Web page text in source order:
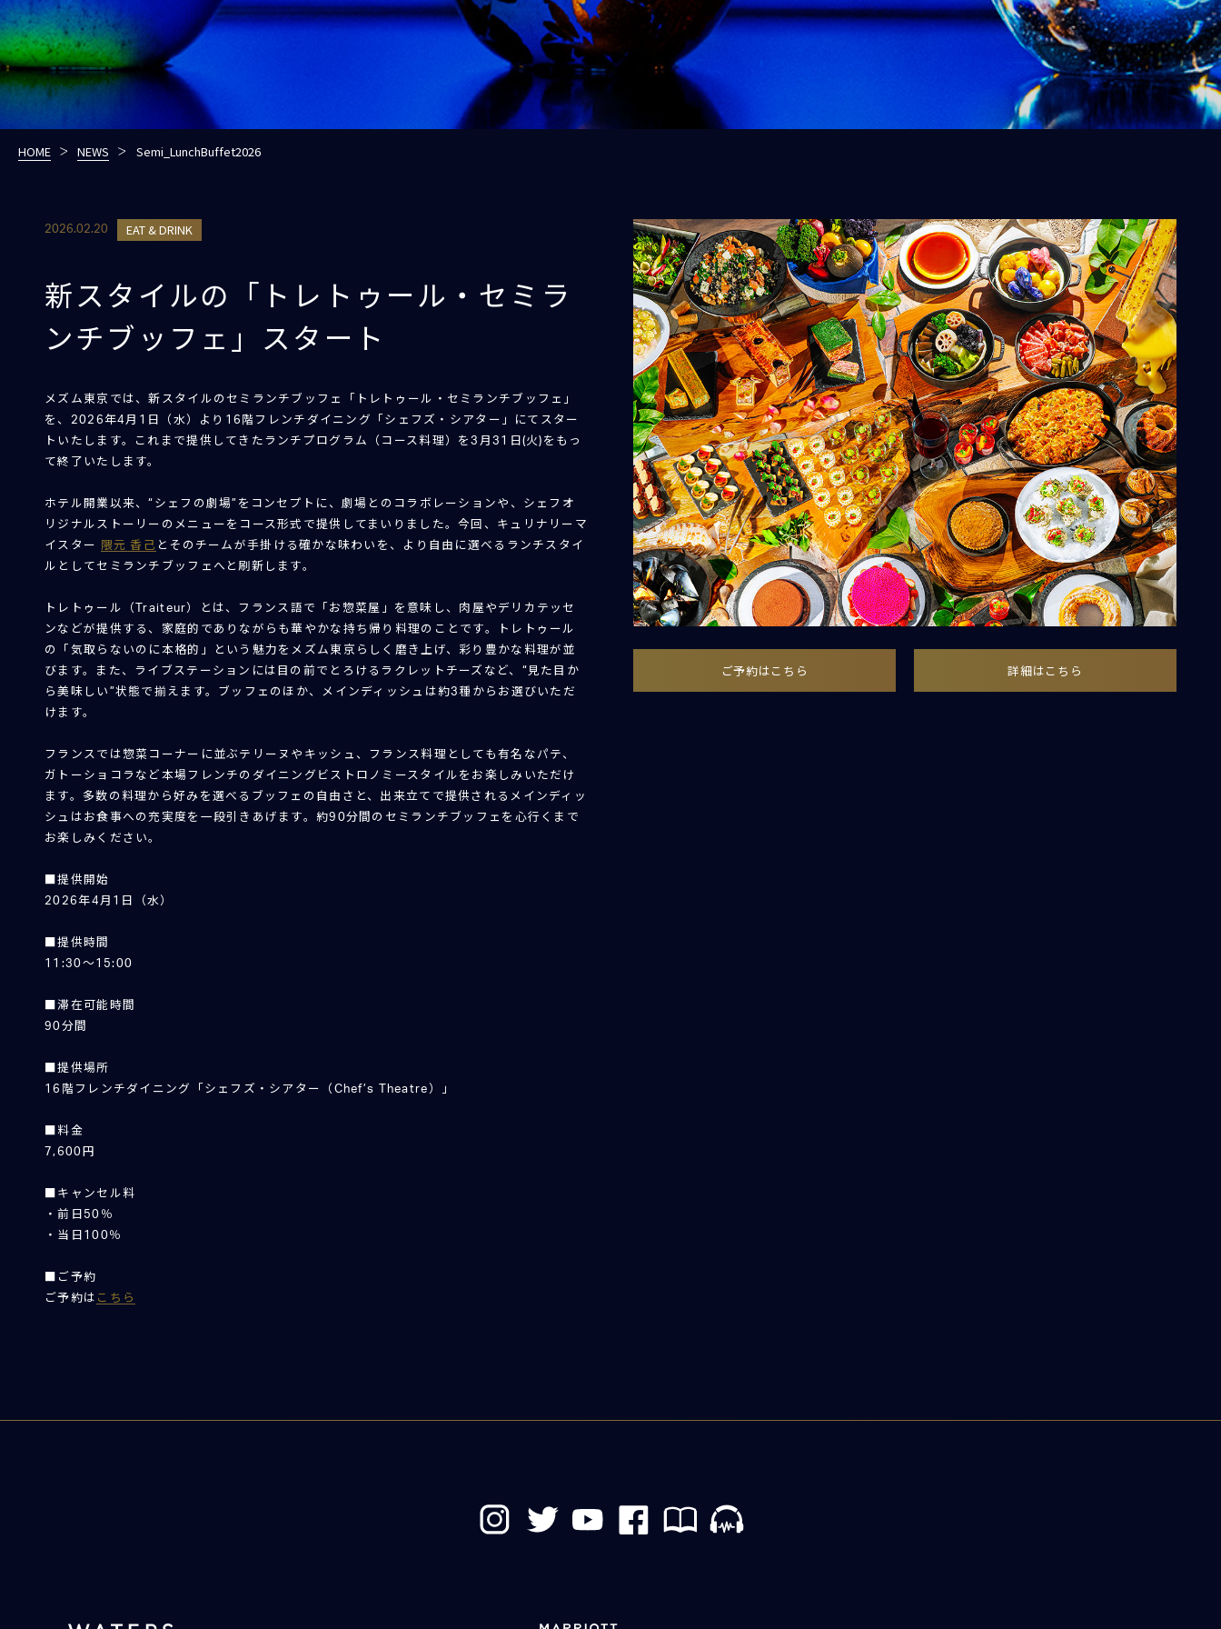
HOME NEWS Semi_LunchBuffet2026
2026.02.20 EAT & DRINK
新スタイルの「トレトゥール・セミラ
ンチブッフェ」スタート
メズム東京では、新スタイルのセミランチブッフェ「トレトゥール・セミランチブッフェ」
を、2026年4月1日（水）より16階フレンチダイニング「シェフズ・シアター」にてスター
トいたします。これまで提供してきたランチプログラム（コース料理）を3月31日(火)をもっ
て終了いたします。
ホテル開業以来、“シェフの劇場”をコンセプトに、劇場とのコラボレーションや、シェフオ
リジナルストーリーのメニューをコース形式で提供してまいりました。今回、キュリナリーマ
イスター
隈元 香己 とそのチームが手掛ける確かな味わいを、より自由に選べるランチスタイ
ルとしてセミランチブッフェへと刷新します。
トレトゥール（Traiteur）
とは、フランス語で「お惣菜屋」を意味し、肉屋やデリカテッセ
ンなどが提供する、家庭的でありながらも華やかな持ち帰り料理のことです。トレトゥール
の「気取らないのに本格的」という魅力をメズム東京らしく磨き上げ、彩り豊かな料理が並
びます。また、ライブステーションには目の前でとろけるラクレットチーズなど、“見た目か
ら美味しい”状態で揃えます。ブッフェのほか、メインディッシュは約3種からお選びいただ
けます。
フランスでは惣菜コーナーに並ぶテリーヌやキッシュ、フランス料理としても有名なパテ、
ガトーショコラなど本場フレンチのダイニングビストロノミースタイルをお楽しみいただけ
ます。多数の料理から好みを選べるブッフェの自由さと、出来立てで提供されるメインディッ
シュはお食事への充実度を一段引きあげます。約90分間のセミランチブッフェを心行くまで
お楽しみください。
■提供開始
2026年4月1日（水）
■提供時間
11:30～15:00
■滞在可能時間
90分間
■提供場所
16階フレンチダイニング「シェフズ・シアター（Chef’s Theatre）」
■料金
7,600円
■キャンセル料
・前日50％
・当日100％
■ご予約
ご予約は こちら
ご予約はこちら 詳細はこちら